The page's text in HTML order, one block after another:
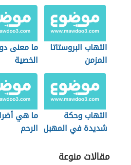
التهاب البروستاتا
المزمن
ما معنى
الخصية
التهاب وحكة
شديدة في المهبل
ما هي
الرحم
مقالات منوعة